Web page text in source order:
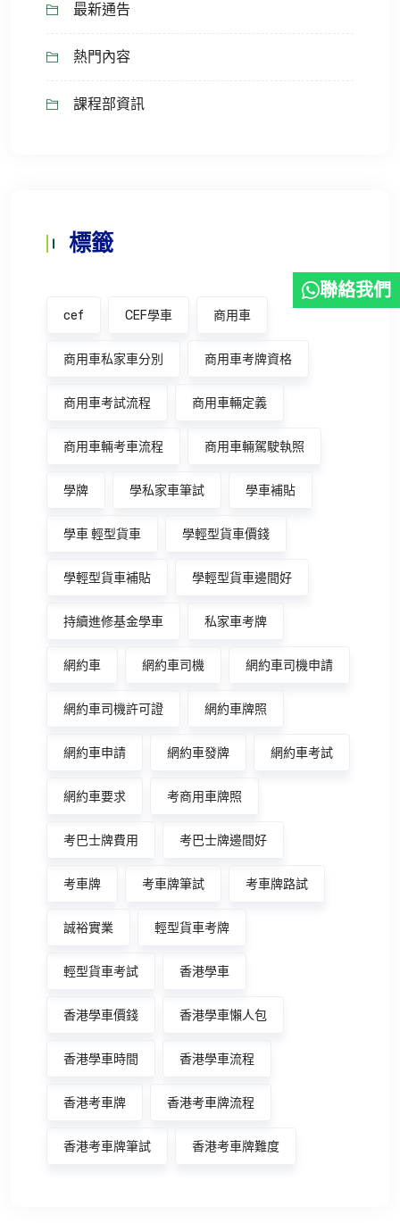
最新通告
熱門內容
課程部資訊
標籤
cef CEF學車 商用車
商用車私家車分別 商用車考牌資格
商用車考試流程 商用車輛定義
商用車輛考車流程 商用車輛駕駛執照
學牌 學私家車筆試 學車補貼
學車 輕型貨車 學輕型貨車價錢
學輕型貨車補貼 學輕型貨車邊間好
持續進修基金學車 私家車考牌
網約車 網約車司機 網約車司機申請
網約車司機許可證 網約車牌照
網約車申請 網約車發牌 網約車考試
網約車要求 考商用車牌照
考巴士牌費用 考巴士牌邊間好
考車牌 考車牌筆試 考車牌路試
誠裕實業 輕型貨車考牌
輕型貨車考試 香港學車
香港學車價錢 香港學車懶人包
香港學車時間 香港學車流程
香港考車牌 香港考車牌流程
香港考車牌筆試 香港考車牌難度
聯絡我們